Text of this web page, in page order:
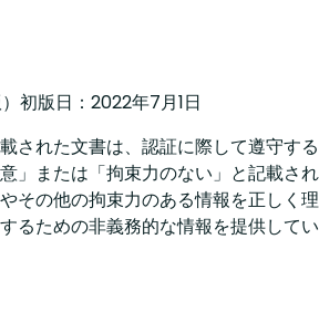
初版日：2022年7月1日
された文書は、認証に際して遵守する
」または「拘束力のない」と記載され
その他の拘束力のある情報を正しく理
るための非義務的な情報を提供してい